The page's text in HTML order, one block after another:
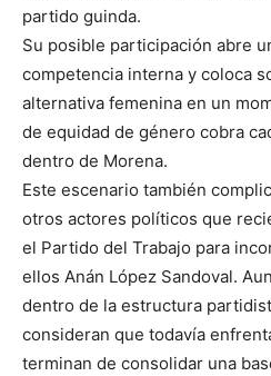
partido guinda.
Su posible participación abre
competencia interna y coloca
alternativa femenina en un
de equidad de género cobra
dentro de Morena.
Este escenario también
otros actores políticos que
el Partido del Trabajo para
ellos Anán López Sandoval.
dentro de la estructura
consideran que todavía
terminan de consolidar una